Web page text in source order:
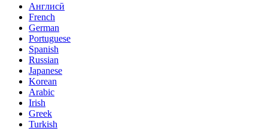
Англисӣ
French
German
Portuguese
Spanish
Russian
Japanese
Korean
Arabic
Irish
Greek
Turkish